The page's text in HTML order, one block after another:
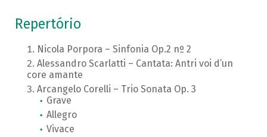
Repertório
Nicola Porpora – Sinfonia Op.2 nº 2
Alessandro Scarlatti – Cantata: Antri voi d’un
core amante
Arcangelo Corelli – Trio Sonata Op. 3
Grave
Allegro
Vivace